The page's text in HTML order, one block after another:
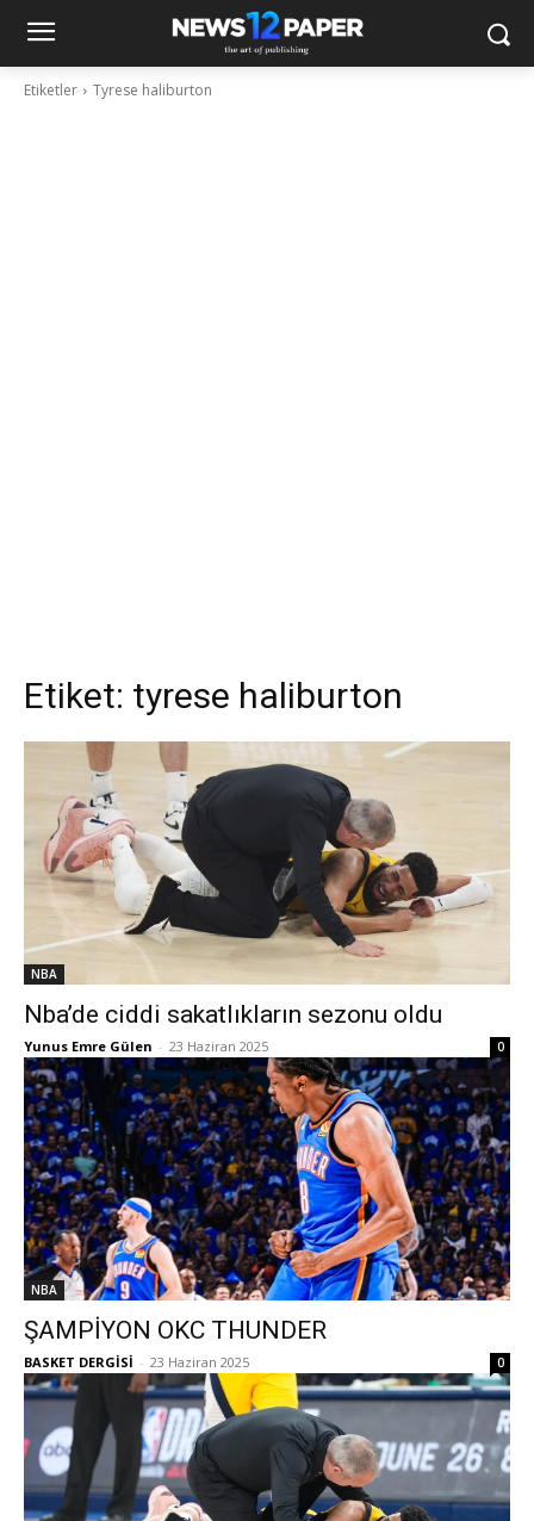
Etiketler Tyrese haliburton
Etiket: tyrese haliburton
NBA
Nba’de ciddi sakatlıkların sezonu oldu
Yunus Emre Gülen - 23 Haziran 2025 0
NBA
ŞAMPİYON OKC THUNDER
BASKET DERGİSİ - 23 Haziran 2025 0